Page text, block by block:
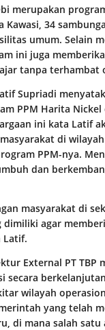
merupakan
Kawasi, 34
umum. Selain
ini juga
tanpa terhambat
Supriadi
PPM Harita
ini kata Latif
di
PPM-nya.
dan
masyarakat di
dimiliki agar
Latif.
External PT
secara
wilayah
yang telah
di mana salah